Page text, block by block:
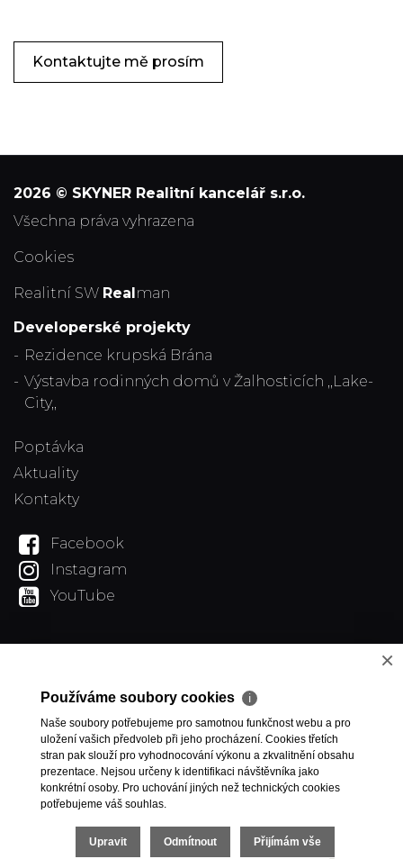
Kontaktujte mě prosím
2026 © SKYNER Realitní kancelář s.r.o.
všechna práva vyhrazena
Cookies
Realitní SW Real man
Developerské projekty
Rezidence krupská Brána
Výstavba rodinných domů v Žalhosticích ,,Lake-
City,,
Poptávka
Aktuality
Kontakty
Facebook
Instagram
YouTube
×
Používáme soubory cookies ℹ
Naše soubory potřebujeme pro samotnou funkčnost webu a pro
uložení vašich předvoleb při jeho procházení. Cookies třetích
stran pak slouží pro vyhodnocování výkonu a zkvalitnění obsahu
prezentace. Nejsou určeny k identifikaci návštěvníka jako
konkrétní osoby. Pro uchování jiných než technických cookies
potřebujeme váš souhlas.
Upravit Odmítnout Přijímám vše